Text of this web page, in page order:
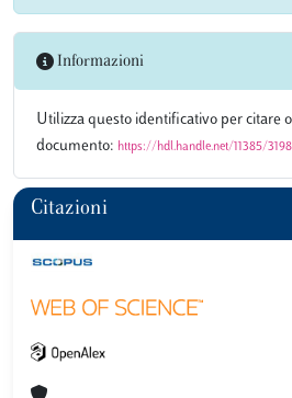
Informazioni
Utilizza questo identificativo per citare
documento: https://hdl.handle.net/11385/3198
Citazioni